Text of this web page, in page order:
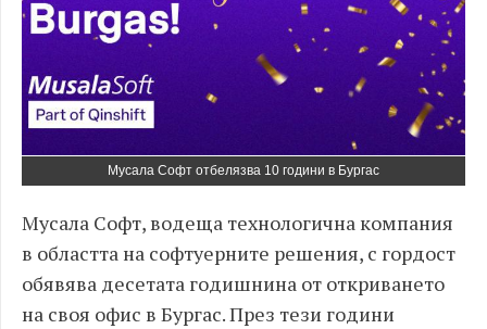
Мусала Софт отбелязва 10 години в Бургас
Мусала Софт, водеща технологична компания
в областта на софтуерните решения, с гордост
обявява десетата годишнина от откриването
на своя офис в Бургас. През тези години